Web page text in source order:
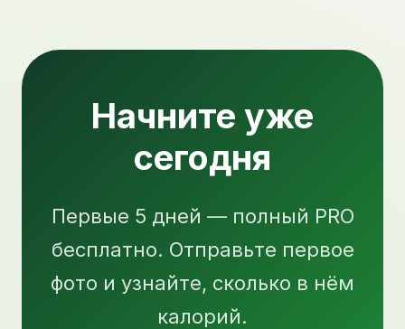
Начните уже
сегодня
Первые 5 дней — полный PRO
бесплатно. Отправьте первое
фото и узнайте, сколько в нём
калорий.